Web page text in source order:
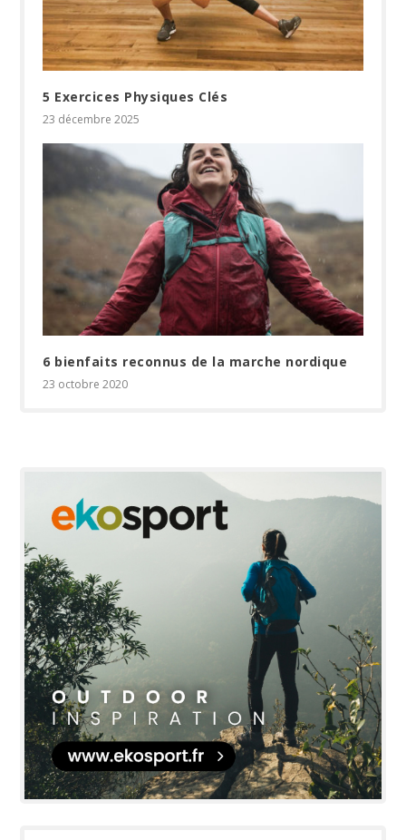
5 Exercices Physiques Clés
23 décembre 2025
6 bienfaits reconnus de la marche nordique
23 octobre 2020